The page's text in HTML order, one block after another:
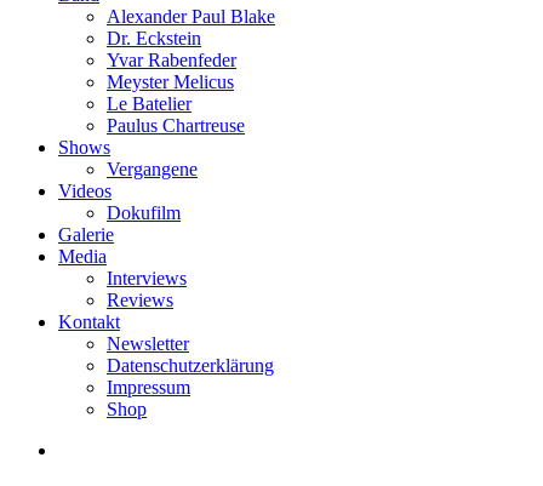
Alexander Paul Blake
Dr. Eckstein
Yvar Rabenfeder
Meyster Melicus
Le Batelier
Paulus Chartreuse
Shows
Vergangene
Videos
Dokufilm
Galerie
Media
Interviews
Reviews
Kontakt
Newsletter
Datenschutzerklärung
Impressum
Shop